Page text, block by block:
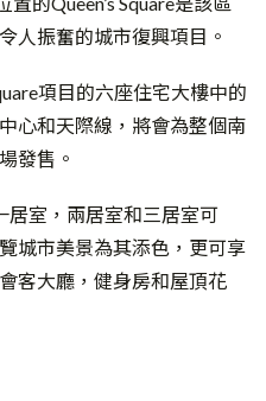
人振奮的城市復興項目。
項目的六座住宅大樓中的
心和天際線，將會為整個南
發售。
居室，兩居室和三居室可
城市美景為其添色，更可享
客大廳，健身房和屋頂花